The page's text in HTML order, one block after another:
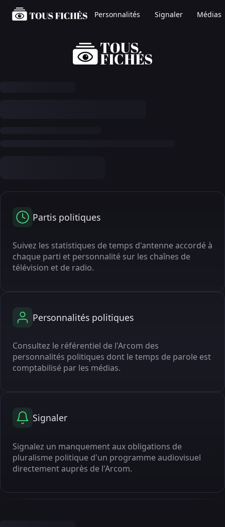
Personnalités Signaler Médias
Partis politiques
Suivez les statistiques de temps d'antenne accordé à
chaque parti et personnalité sur les chaînes de
télévision et de radio.
Personnalités politiques
Consultez le référentiel de l'Arcom des
personnalités politiques dont le temps de parole est
comptabilisé par les médias.
Signaler
Signalez un manquement aux obligations de
pluralisme politique d'un programme audiovisuel
directement auprès de l'Arcom.